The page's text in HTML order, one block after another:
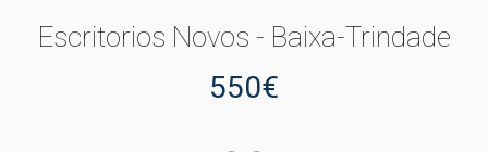
Escritorios Novos - Baixa-Trindade
550€